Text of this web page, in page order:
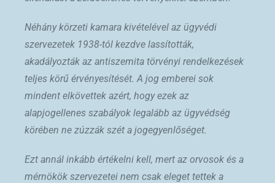
Néhány körzeti kamara kivételével az ügyvédi
szervezetek 1938-tól kezdve lassították,
akadályozták az antiszemita törvényi rendelkezések
teljes körű érvényesítését. A jog emberei sok
mindent elkövettek azért, hogy ezek az
alapjogellenes szabályok legalább az ügyvédség
körében ne zúzzák szét a jogegyenlőséget.
Ezt annál inkább értékelni kell, mert az orvosok és a
mérnökök szervezetei nem csak eleget tettek a